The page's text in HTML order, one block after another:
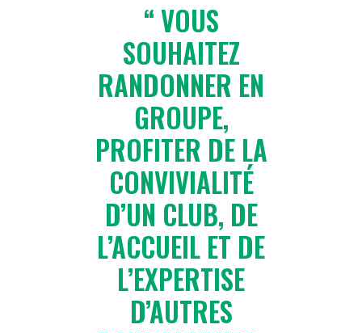
VOUS
SOUHAITEZ
RANDONNER EN
GROUPE,
PROFITER DE LA
CONVIVIALITÉ
D’UN CLUB, DE
L’ACCUEIL ET DE
L’EXPERTISE
D’AUTRES